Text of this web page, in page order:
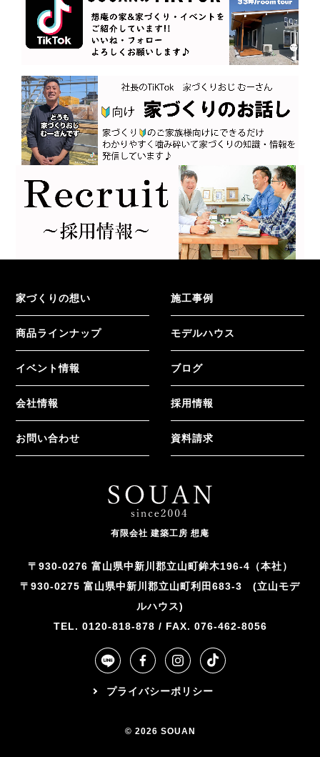
家づくりの想い 施工事例
商品ラインナップ モデルハウス
イベント情報 ブログ
会社情報 採用情報
お問い合わせ 資料請求
有限会社 建築工房 想庵
〒930-0276 富山県中新川郡立山町鉾木196-4（本社）
〒930-0275 富山県中新川郡立山町利田683-3 (立山モデ
ルハウス)
TEL. 0120-818-878 / FAX. 076-462-8056
プライバシーポリシー
© 2026 SOUAN